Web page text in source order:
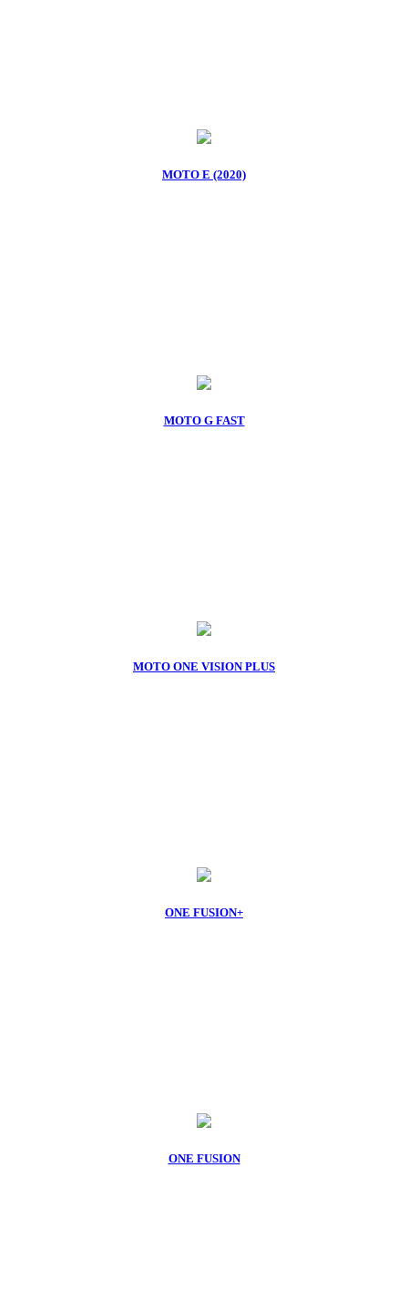
MOTO E (2020)
MOTO G FAST
MOTO ONE VISION PLUS
ONE FUSION+
ONE FUSION